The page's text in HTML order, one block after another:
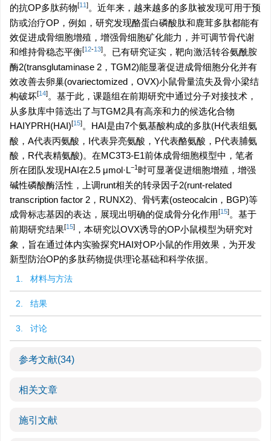
的抗OP多肽药物[11 ] 。近年来，越来越多的多肽被发现可用于预
防或治疗OP，例如，研究发现酪蛋白磷酸肽和鹿茸多肽都能有
效促进成骨细胞增殖，增强骨细胞矿化能力，并可调节骨代谢
和维持骨稳态平衡[12-13] 。已有研究证实，靶向激活转谷氨酰胺
酶2(transglutaminase 2，TGM2)能显著促进成骨细胞分化并有
效改善去卵巢(ovariectomized，OVX)小鼠骨量流失及骨小梁结
构破坏[14] 。基于此，课题组在前期研究中通过分子对接技术，
从多肽库中筛选出了与TGM2具有高亲和力的候选化合物
HAIYPRH(HAI)[15] 。HAI是由7个氨基酸构成的多肽(H代表组氨
酸，A代表丙氨酸，I代表异亮氨酸，Y代表酪氨酸，P代表脯氨
酸，R代表精氨酸)。在MC3T3-E1前体成骨细胞模型中，笔者
所在团队发现HAI在2.5 μmol·L−1 时可显著促进细胞增殖，增强
碱性磷酸酶活性，上调runt相关的转录因子2(runt-related
transcription factor 2，RUNX2)、骨钙素(osteocalcin，BGP)等
成骨标志基因的表达，展现出明确的促成骨分化作用[15] 。基于
前期研究结果[15] ，本研究以OVX诱导的OP小鼠模型为研究对
象，旨在通过体内实验探究HAI对OP小鼠的作用效果，为开发
新型防治OP的多肽药物提供理论基础和科学依据。
1. 材料与方法
2. 结果
3. 讨论
参考文献(34)
相关文章
施引文献